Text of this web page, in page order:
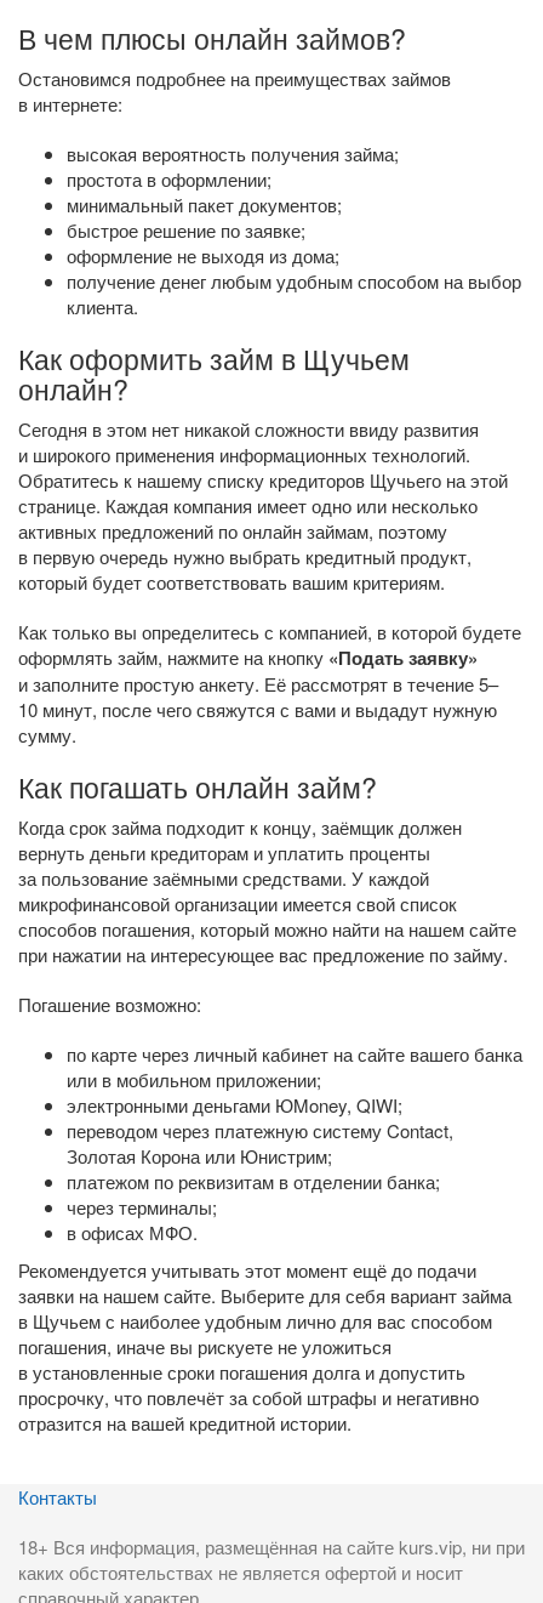
В чем плюсы онлайн займов?
Остановимся подробнее на преимуществах займов
в интернете:
высокая вероятность получения займа;
простота в оформлении;
минимальный пакет документов;
быстрое решение по заявке;
оформление не выходя из дома;
получение денег любым удобным способом на выбор
клиента.
Как оформить займ в Щучьем
онлайн?
Сегодня в этом нет никакой сложности ввиду развития
и широкого применения информационных технологий.
Обратитесь к нашему списку кредиторов Щучьего на этой
странице. Каждая компания имеет одно или несколько
активных предложений по онлайн займам, поэтому
в первую очередь нужно выбрать кредитный продукт,
который будет соответствовать вашим критериям.
Как только вы определитесь с компанией, в которой будете
оформлять займ, нажмите на кнопку «Подать заявку»
и заполните простую анкету. Её рассмотрят в течение 5–
10 минут, после чего свяжутся с вами и выдадут нужную
сумму.
Как погашать онлайн займ?
Когда срок займа подходит к концу, заёмщик должен
вернуть деньги кредиторам и уплатить проценты
за пользование заёмными средствами. У каждой
микрофинансовой организации имеется свой список
способов погашения, который можно найти на нашем сайте
при нажатии на интересующее вас предложение по займу.
Погашение возможно:
по карте через личный кабинет на сайте вашего банка
или в мобильном приложении;
электронными деньгами ЮMoney, QIWI;
переводом через платежную систему Contact,
Золотая Корона или Юнистрим;
платежом по реквизитам в отделении банка;
через терминалы;
в офисах МФО.
Рекомендуется учитывать этот момент ещё до подачи
заявки на нашем сайте. Выберите для себя вариант займа
в Щучьем с наиболее удобным лично для вас способом
погашения, иначе вы рискуете не уложиться
в установленные сроки погашения долга и допустить
просрочку, что повлечёт за собой штрафы и негативно
отразится на вашей кредитной истории.
Контакты
18+ Вся информация, размещённая на сайте kurs.vip, ни при
каких обстоятельствах не является офертой и носит
справочный характер.